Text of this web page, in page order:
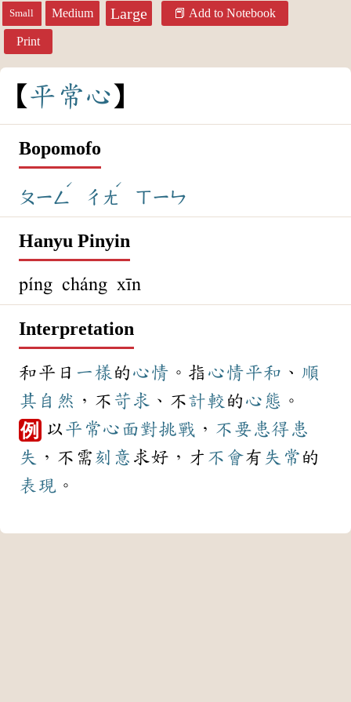
Small Medium Large Add to Notebook
Print
平 常心
Bopomofo
ㄆㄧㄥ
ˊ
ㄔㄤ
ˊ
ㄒㄧㄣ
Hanyu Pinyin
píng cháng xīn
Interpretation
和平日 一樣 的 心情 。指 心情平和 、 順
其自然 ，不 苛求 、不計較 的 心態 。
例 以 平常心 面對挑戰 ， 不要 患得患
失 ，不需 刻意 求好，才 不會有 失常 的
表現 。